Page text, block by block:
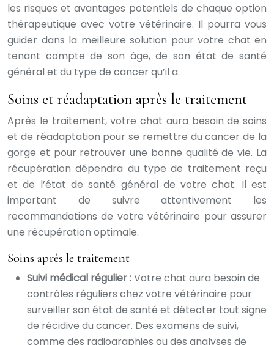
les risques et avantages potentiels de chaque option
thérapeutique avec votre vétérinaire. Il pourra vous
guider dans la meilleure solution pour votre chat en
tenant compte de son âge, de son état de santé
général et du type de cancer qu’il a.
Soins et réadaptation après le traitement
Après le traitement, votre chat aura besoin de soins
et de réadaptation pour se remettre du cancer de la
gorge et pour retrouver une bonne qualité de vie. La
récupération dépendra du type de traitement reçu
et de l’état de santé général de votre chat. Il est
important de suivre attentivement les
recommandations de votre vétérinaire pour assurer
une récupération optimale.
Soins après le traitement
Suivi médical régulier :Votre chat aura besoin de
contrôles réguliers chez votre vétérinaire pour
surveiller son état de santé et détecter tout signe
de récidive du cancer. Des examens de suivi,
comme des radiographies ou des analyses de